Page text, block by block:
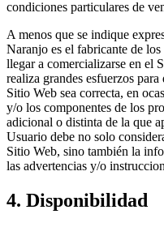
condiciones particulares de
A menos que se indique
Naranjo es el fabricante de
llegar a comercializarse en el
realiza grandes esfuerzos
Sitio Web sea correcta, en
y/o los componentes de los
adicional o distinta de la que
Usuario debe no solo
Sitio Web, sino también la
las advertencias y/o
4. Disponibilidad